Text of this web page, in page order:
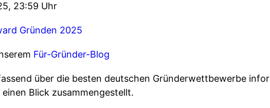
23:59 Uhr
Gründen 2025
Für-Gründer-Blog
über die besten deutschen Gründerwettbewerbe
einen Blick zusammengestellt.